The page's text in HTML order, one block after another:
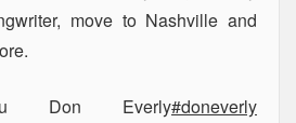
move to Nashville and
Don Everly#doneverly